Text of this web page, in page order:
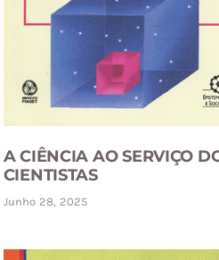
A CIÊNCIA AO SERVIÇO
CIENTISTAS
Junho 28, 2025